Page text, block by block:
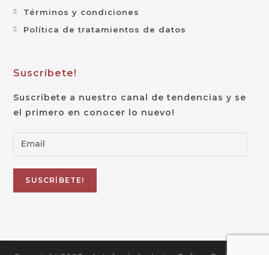
Términos y condiciones
Política de tratamientos de datos
Suscríbete!
Suscríbete a nuestro canal de tendencias y se
el primero en conocer lo nuevo!